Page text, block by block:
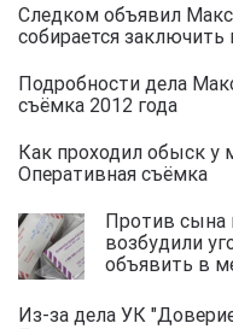
Следком объявил
собирается
Подробности дела
съёмка 2012 года
Как проходил обыск у
Оперативная съёмка
Против сына
возбудили
объявить в
Из-за дела УК